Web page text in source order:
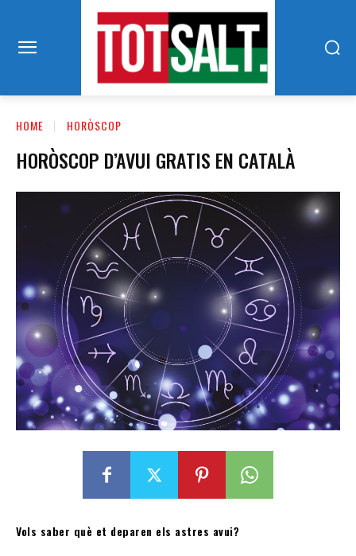
HOME HORÒSCOP
HORÒSCOP D’AVUI GRATIS EN CATALÀ
Vols saber què et deparen els astres avui?